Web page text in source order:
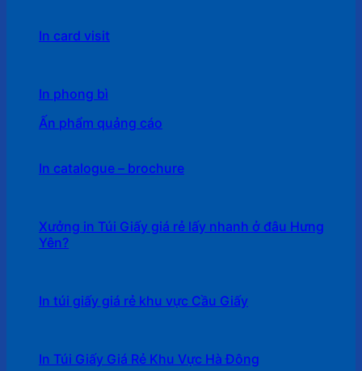
In card visit
In phong bì
Ấn phẩm quảng cáo
In catalogue – brochure
Xưởng in Túi Giấy giá rẻ lấy nhanh ở đâu Hưng
Yên?
In túi giấy giá rẻ khu vực Cầu Giấy
In Túi Giấy Giá Rẻ Khu Vực Hà Đông